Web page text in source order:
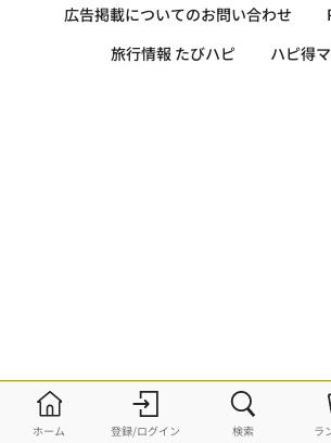
ホーム 登録/ログイン 検索 ラ
広告掲載についてのお問い合わせ
旅行情報 たびハピ
ハピ得